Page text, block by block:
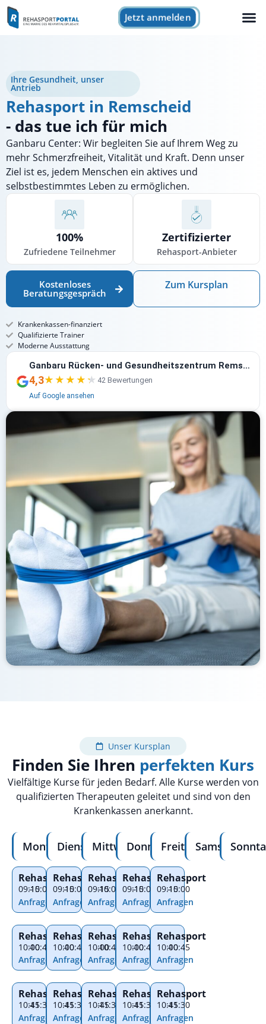
Jetzt anmelden
Ihre Gesundheit, unser
Antrieb
Rehasport in Remscheid
- das tue ich für mich
Ganbaru Center: Wir begleiten Sie auf Ihrem Weg zu
mehr Schmerzfreiheit, Vitalität und Kraft. Denn unser
Ziel ist es, jedem Menschen ein aktives und
selbstbestimmtes Leben zu ermöglichen.
100%
Zufriedene Teilnehmer
Zertifizierter
Rehasport-Anbieter
Kostenloses
Beratungsgespräch
Zum Kursplan
Krankenkassen-finanziert
Qualifizierte Trainer
Moderne Ausstattung
Ganbaru Rücken- und Gesundheitszentrum Remscheid
4,3★★★★★
★★★★★ 42 Bewertungen
Auf Google ansehen
Unser Kursplan
Finden Sie Ihren perfekten Kurs
Vielfältige Kurse für jeden Bedarf. Alle Kurse werden von
qualifizierten Therapeuten geleitet und sind von den
Krankenkassen anerkannt.
Montag
Rehasport
09:15
–10:00
Anfragen
Rehasport
10:00
–10:45
Anfragen
Rehasport
10:45
–11:30
Anfragen
Dienstag
Rehasport
09:15
–10:00
Anfragen
Rehasport
10:00
–10:45
Anfragen
Rehasport
10:45
–11:30
Anfragen
Mittwoch
Rehasport
09:15
–10:00
Anfragen
Rehasport
10:00
–10:45
Anfragen
Rehasport
10:45
–11:30
Anfragen
Donnerstag
Rehasport
09:15
–10:00
Anfragen
Rehasport
10:00
–10:45
Anfragen
Rehasport
10:45
–11:30
Anfragen
Freitag
Rehasport
09:15
–10:00
Anfragen
Rehasport
10:00
–10:45
Anfragen
Rehasport
10:45
–11:30
Anfragen
Samstag